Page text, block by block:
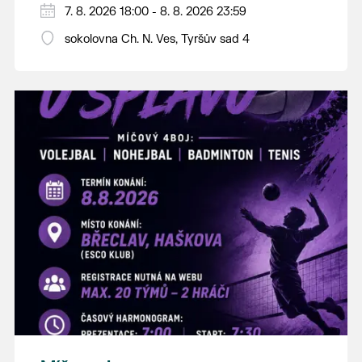
PÁTEK 7. srpna
18:00 - ruční stavění máje
14:00 - krojový průvod pro stárky od
hostince “U Buvola”
16:00 - odpolední zábava na sokolovně
21:00 - večerní zábava
K tanci a poslechu bude hrát DH
Lanžhotčané.
Těšíme se na Vás!
7. 8. 2026 18:00 - 8. 8. 2026 23:59
sokolovna Ch. N. Ves, Tyršův sad 4